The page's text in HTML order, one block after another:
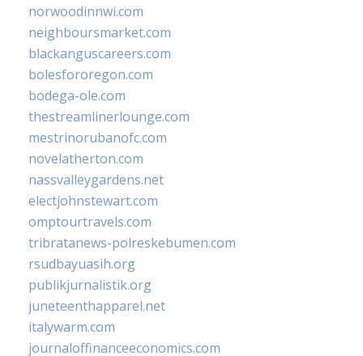
norwoodinnwi.com
neighboursmarket.com
blackanguscareers.com
bolesfororegon.com
bodega-ole.com
thestreamlinerlounge.com
mestrinorubanofc.com
novelatherton.com
nassvalleygardens.net
electjohnstewart.com
omptourtravels.com
tribratanews-polreskebumen.com
rsudbayuasih.org
publikjurnalistik.org
juneteenthapparel.net
italywarm.com
journaloffinanceeconomics.com